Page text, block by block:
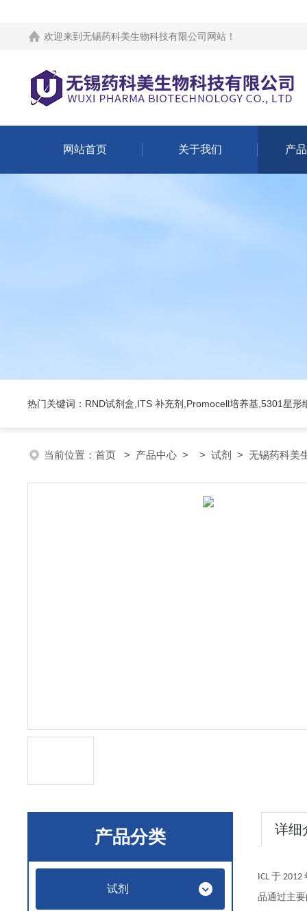
欢迎来到 无锡药科美生物科技有限公司网站 ！
网站首页 关于我们 产
热门关键词：RND试剂盒,ITS 补充剂,Promocell培养基,5301星形
当前位置： 首页 > 产品中心 > > 试剂 > 无锡药科美
产品分类
试剂
详细
ICL 于 2012
品通过主